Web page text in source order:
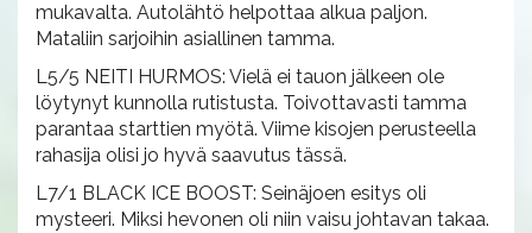
mukavalta. Autolähtö helpottaa alkua paljon.
Mataliin sarjoihin asiallinen tamma.
L5/5 NEITI HURMOS: Vielä ei tauon jälkeen ole
löytynyt kunnolla rutistusta. Toivottavasti tamma
parantaa starttien myötä. Viime kisojen perusteella
rahasija olisi jo hyvä saavutus tässä.
L7/1 BLACK ICE BOOST: Seinäjoen esitys oli
mysteeri. Miksi hevonen oli niin vaisu johtavan takaa.